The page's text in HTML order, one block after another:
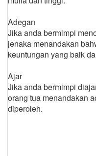
Adegan
Jika anda bermimpi
jenaka menandakan
keuntungan yang baik
Ajar
Jika anda bermimpi
orang tua menandakan
diperoleh.